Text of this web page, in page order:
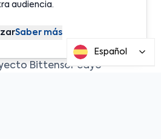
de la salida de
Bittensor cayó
audiencia.
Saber más
Español